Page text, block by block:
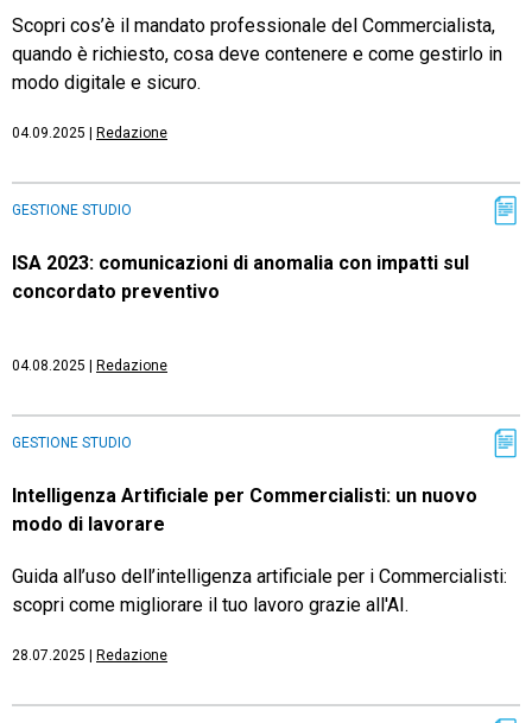
HR
Trust Services
TeamSystem Store
Scopri cos’è il mandato professionale del Commercialista,
quando è richiesto, cosa deve contenere e come gestirlo in
modo digitale e sicuro.
04.09.2025 Redazione
GESTIONE STUDIO
ISA 2023: comunicazioni di anomalia con impatti sul
concordato preventivo
04.08.2025 Redazione
GESTIONE STUDIO
Intelligenza Artificiale per Commercialisti: un nuovo
modo di lavorare
Guida all’uso dell’intelligenza artificiale per i Commercialisti:
scopri come migliorare il tuo lavoro grazie all'AI.
28.07.2025 Redazione